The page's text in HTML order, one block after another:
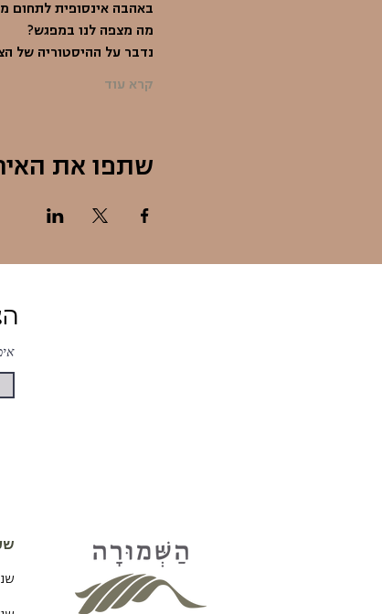
באהבה אינסופית לתחום
מה מצפה לנו במפגש?
נדבר על ההיסטוריה של
קרא עוד
שתפו את